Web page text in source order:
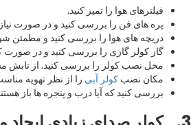
فیلترهای هوا را تمیز کنید.
پره های فن را بررسی کنید و در صورت نیاز
دریچه های هوا را بررسی کنید و مطمئن
گاز کولر گازی را بررسی کنید و در صورت
محل نصب کولر را بررسی کنید. از تابش
مکان نصب کولر آبی را از نظر تهویه
بررسی کنید که آیا درب و پنجره ها باز